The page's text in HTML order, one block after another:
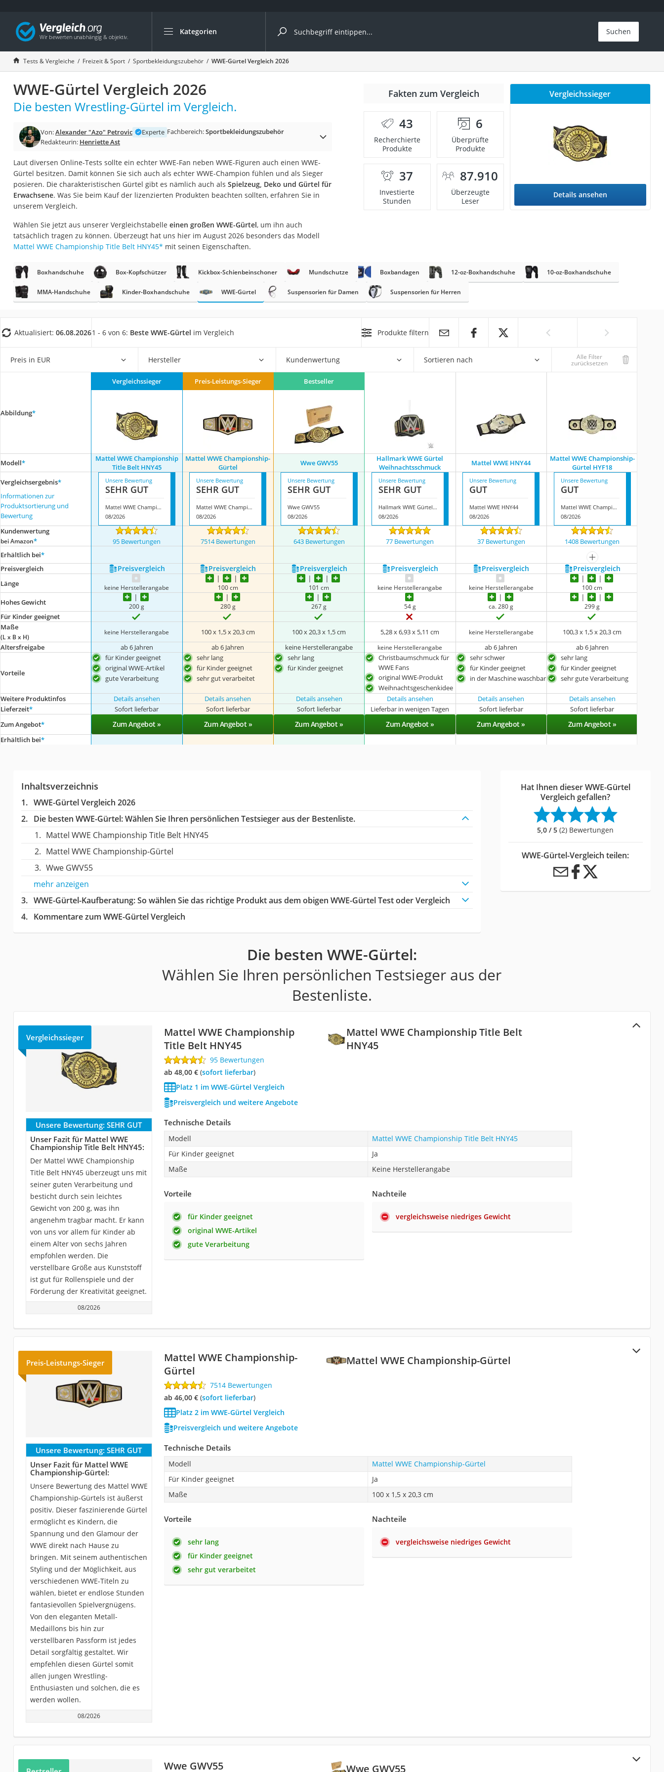
Kategorien
Die beliebtesten Vergleiche nach Kategorie
Freizeit & Sport
Gartentrampolin
Trampolin
Metalldetektor
Eufab-Fahrradträger
Trampolin 366 cm
Aluminium-Koffer
Futterboot
Air Bike
Trekkingschuhe Herren
Reisetasche mit Rollen
Koffer
Nachtsichtgerät
Wanderschuhe Herren
Sicherheitsweste Reiten
Service
Suchen
Tests & Vergleiche Freizeit & Sport Sportbekleidungszubehör WWE-Gürtel Vergleich 2026
WWE-Gürtel Vergleich 2026
Die besten Wrestling-Gürtel im Vergleich.
Von:Alexander "Azo" Petrovic Experte Fachbereich:Sportbekleidungszubehör
Redakteurin: Henriette Ast
Laut diversen Online-Tests sollte ein echter WWE-Fan neben WWE-Figuren auch einen WWE-
Gürtel besitzen. Damit können Sie sich auch als echter WWE-Champion fühlen und als Sieger
posieren. Die charakteristischen Gürtel gibt es nämlich auch als Spielzeug, Deko und Gürtel für
Erwachsene. Was Sie beim Kauf der lizenzierten Produkten beachten sollten, erfahren Sie in
unserem Vergleich.
Wählen Sie jetzt aus unserer Vergleichstabelle einen großen WWE-Gürtel, um ihn auch
tatsächlich tragen zu können. Überzeugt hat uns hier im August 2026 besonders das Modell
Mattel WWE Championship Title Belt HNY45* mit seinen Eigenschaften.
Fakten zum Vergleich
43
Recherchierte
Produkte
6
Überprüfte
Produkte
37
Investierte
Stunden
87.910
Überzeugte
Leser
Vergleichssieger
Details ansehen
Boxhandschuhe Box-Kopfschützer Kickbox-Schienbeinschoner Mundschutze Boxbandagen 12-oz-Boxhandschuhe 10-oz-Boxhandschuhe
MMA-Handschuhe Kinder-Boxhandschuhe WWE-Gürtel Suspensorien für Damen Suspensorien für Herren
Aktualisiert: 06.08.20261 - 6 von 6: Beste WWE-Gürtel im Vergleich Produkte filtern
Preis in EUR Hersteller Kundenwertung Sortieren nach Alle Filter
zurücksetzen
Abbildung*
Vergleichssieger Preis-Leistungs-Sieger Bestseller
Modell*
Mattel WWE Championship
Title Belt HNY45
Mattel WWE Championship-
Gürtel
Wwe GWV55
Hallmark WWE Gürtel
Weihnachtsschmuck
Mattel WWE HNY44
Mattel WWE Championship-
Gürtel HYF18
Vergleichsergebnis*
Informationen zur
Produktsortierung und
Bewertung
Unsere Bewertung
SEHR GUT
Mattel WWE Championship Title Belt HNY45
08/2026
Unsere Bewertung
SEHR GUT
Mattel WWE Championship-Gürtel
08/2026
Unsere Bewertung
SEHR GUT
Wwe GWV55
08/2026
Unsere Bewertung
SEHR GUT
Hallmark WWE Gürtel Weihnachtsschmuck
08/2026
Unsere Bewertung
GUT
Mattel WWE HNY44
08/2026
Unsere Bewertung
GUT
Mattel WWE Championship-Gürtel HYF18
08/2026
Kundenwertung
bei Amazon* 95 Bewertungen 7514 Bewertungen 643 Bewertungen 77 Bewertungen 37 Bewertungen
1408 Bewertungen
Erhältlich bei*
mehr anzeigen
Preis­vergleich
Preis­vergleich Preis­vergleich Preis­vergleich Preis­vergleich Preis­vergleich Preis­vergleich
Länge keine Herstellerangabe 100 cm 101 cm keine Herstellerangabe keine Herstellerangabe 100 cm
Hohes Gewicht 200 g 280 g 267 g 54 g ca. 280 g ‎299 g
Für Kinder geeignet
Maße
(L x B x H)
keine Herstellerangabe 100 x ‎1,5 x 20,3 cm 100 x 20,3 x 1,5 cm ‎5,28 x 6,93 x 5,11 cm keine Herstellerangabe
‎100,3 x 1,5 x 20,3 cm
Altersfreigabe
ab 6 Jahren ab 6 Jahren keine Herstellerangabe keine Herstellerangabe ab 6 Jahren ab 6 Jahren
Vorteile
für Kinder geeignet
original WWE-Artikel
gute Verarbeitung
sehr lang
für Kinder geeignet
sehr gut verarbeitet
sehr lang
für Kinder geeignet
Christbaumschmuck für
WWE Fans
original WWE-Produkt
Weihnachtsgeschenkidee
sehr schwer
für Kinder geeignet
in der Maschine waschbar
sehr lang
für Kinder geeignet
sehr gute Verarbeitung
Weitere Produktinfos Details ansehen Details ansehen Details ansehen Details ansehen Details ansehen
Details ansehen
Lieferzeit* Sofort lieferbar Sofort lieferbar Sofort lieferbar Lieferbar in wenigen Tagen Sofort lieferbar
Sofort lieferbar
Zum Angebot* Zum Angebot » Zum Angebot » Zum Angebot » Zum Angebot » Zum Angebot » Zum Angebot »
Erhältlich bei*
Inhaltsverzeichnis
WWE-Gürtel Vergleich 2026
Die besten WWE-Gürtel:Wählen Sie Ihren persönlichen Testsieger aus der Bestenliste.
Mattel WWE Championship Title Belt HNY45
Mattel WWE Championship-Gürtel
Wwe GWV55
mehr anzeigen
WWE-Gürtel-Kaufberatung: So wählen Sie das richtige Produkt aus dem obigen WWE-Gürtel Test oder Vergleich
Kommentare zum WWE-Gürtel Vergleich
Hat Ihnen dieser WWE-Gürtel
Vergleich gefallen?
5,0 / 5 (2) Bewertungen
WWE-Gürtel-Vergleich teilen:
Die besten WWE-Gürtel:
Wählen Sie Ihren persönlichen Testsieger aus der
Bestenliste.
Mattel WWE Championship Title Belt
HNY45
Vergleichssieger
Mattel WWE Championship
Title Belt HNY45
95 Bewertungen
ab 48,00 €( Sofort lieferbar)
Platz 1 im WWE-Gürtel Vergleich
Preisvergleich und weitere Angebote
Unsere Bewertung: SEHR GUT
Unser Fazit für Mattel WWE
Championship Title Belt HNY45:
Der Mattel WWE Championship
Title Belt HNY45 überzeugt uns mit
seiner guten Verarbeitung und
besticht durch sein leichtes
Gewicht von 200 g, was ihn
angenehm tragbar macht. Er kann
von uns vor allem für Kinder ab
einem Alter von sechs Jahren
empfohlen werden. Die
verstellbare Größe aus Kunststoff
ist gut für Rollenspiele und der
Förderung der Kreativität geeignet.
08/2026
Technische Details
Modell
Mattel WWE Championship Title Belt HNY45
Für Kinder geeignet
Ja
Maße
Keine Herstellerangabe
Vorteile
für Kinder geeignet
original WWE-Artikel
gute Verarbeitung
Nachteile
vergleichsweise niedriges Gewicht
Mattel WWE Championship-Gürtel
Preis-Leistungs-Sieger
Mattel WWE Championship-
Gürtel
7514 Bewertungen
ab 46,00 €( Sofort lieferbar)
Platz 2 im WWE-Gürtel Vergleich
Preisvergleich und weitere Angebote
Unsere Bewertung: SEHR GUT
Unser Fazit für Mattel WWE
Championship-Gürtel:
Unsere Bewertung des Mattel WWE
Championship-Gürtels ist äußerst
positiv. Dieser faszinierende Gürtel
ermöglicht es Kindern, die
Spannung und den Glamour der
WWE direkt nach Hause zu
bringen. Mit seinem authentischen
Styling und der Möglichkeit, aus
verschiedenen WWE-Titeln zu
wählen, bietet er endlose Stunden
fantasievollen Spielvergnügens.
Von den eleganten Metall-
Medaillons bis hin zur
verstellbaren Passform ist jedes
Detail sorgfältig gestaltet. Wir
empfehlen diesen Gürtel somit
allen jungen Wrestling-
Enthusiasten und solchen, die es
werden wollen.
08/2026
Technische Details
Modell
Mattel WWE Championship-Gürtel
Für Kinder geeignet
Ja
Maße
100 x ‎1,5 x 20,3 cm
Vorteile
sehr lang
für Kinder geeignet
sehr gut verarbeitet
Nachteile
vergleichsweise niedriges Gewicht
Wwe GWV55
Wwe GWV55